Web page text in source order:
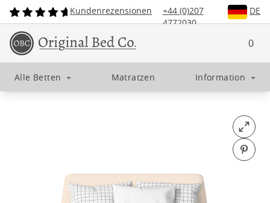
Kundenrezensionen
+44 (0)207
4772030
DE
0
Alle Betten + Matratzen Information +
Open
Pin